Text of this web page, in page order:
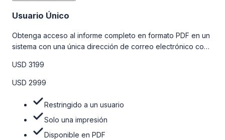
Usuario Único
Obtenga acceso al informe completo en formato PDF en un
sistema con una única dirección de correo electrónico con
la tabla de precios a continuación.
USD 3199
USD 2999
Restringido a un usuario
Solo una impresión
Disponible en PDF